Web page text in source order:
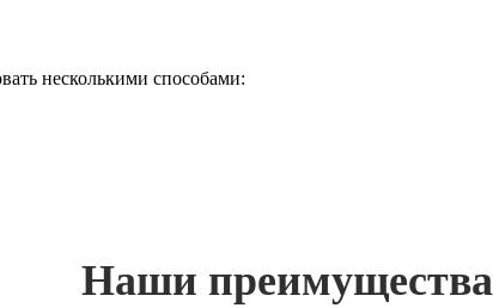
несколькими способами:
Наши преимущества